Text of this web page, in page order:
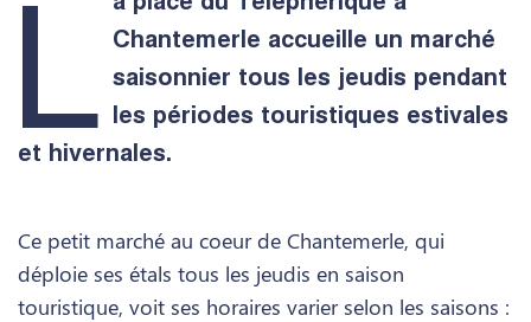
L Chantemerle accueille un marché
saisonnier tous les jeudis pendant
les périodes touristiques estivales
et hivernales.
Ce petit marché au coeur de Chantemerle, qui
déploie ses étals tous les jeudis en saison
touristique, voit ses horaires varier selon les saisons :